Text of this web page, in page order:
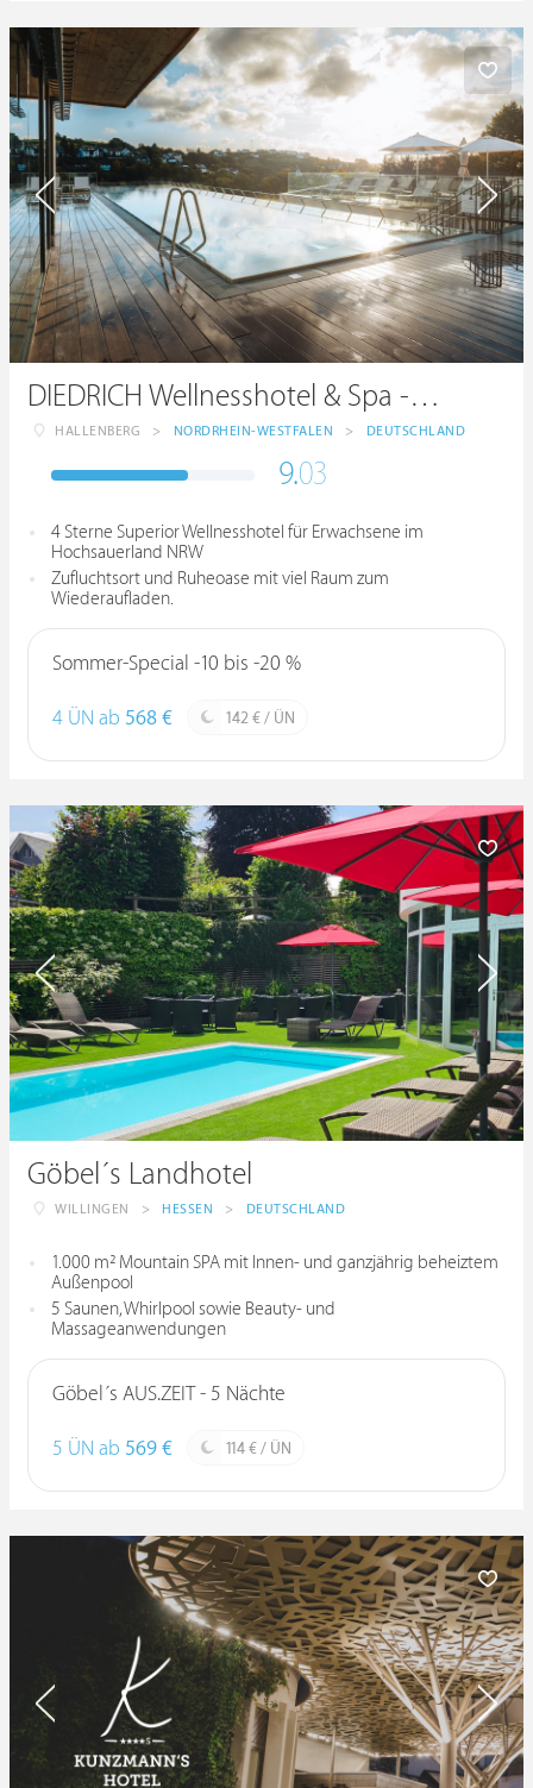
DIEDRICH Wellnesshotel & Spa - Hotel Diedrich OHG
HALLENBERG > NORDRHEIN-WESTFALEN > DEUTSCHLAND
9.03
4 Sterne Superior Wellnesshotel für Erwachsene im
Hochsauerland NRW
Zufluchtsort und Ruheoase mit viel Raum zum
Wiederaufladen.
Sommer-Special -10 bis -20 %
4 ÜN ab 568 € 142 € / ÜN
Göbel´s Landhotel
WILLINGEN > HESSEN > DEUTSCHLAND
1.000 m² Mountain SPA mit Innen- und ganzjährig beheiztem
Außenpool
5 Saunen, Whirlpool sowie Beauty- und
Massageanwendungen
Göbel´s AUS.ZEIT - 5 Nächte
5 ÜN ab 569 € 114 € / ÜN